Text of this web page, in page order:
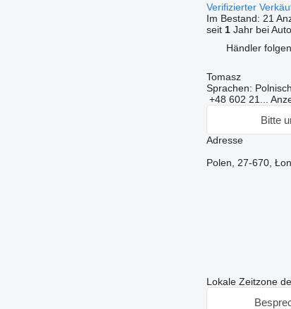
Verifizierter
Im Bestand: 21
seit 1Jahr bei
Händler folgen
Tomasz
Sprachen: Polnisch
+48 602 21...
Bitte
Adresse
Polen, 27-670,
Lokale Zeitzone